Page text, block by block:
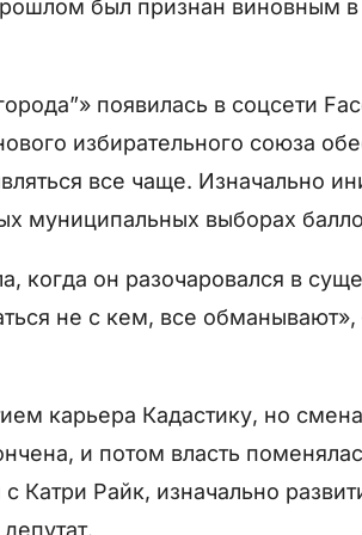
был признан виновным
появилась в соцсети
избирательного союза
все чаще. Изначально
муниципальных выборах
когда он разочаровался в
не с кем, все обманывают»,
карьера Кадастику, но
и потом власть
Катри Райк, изначально